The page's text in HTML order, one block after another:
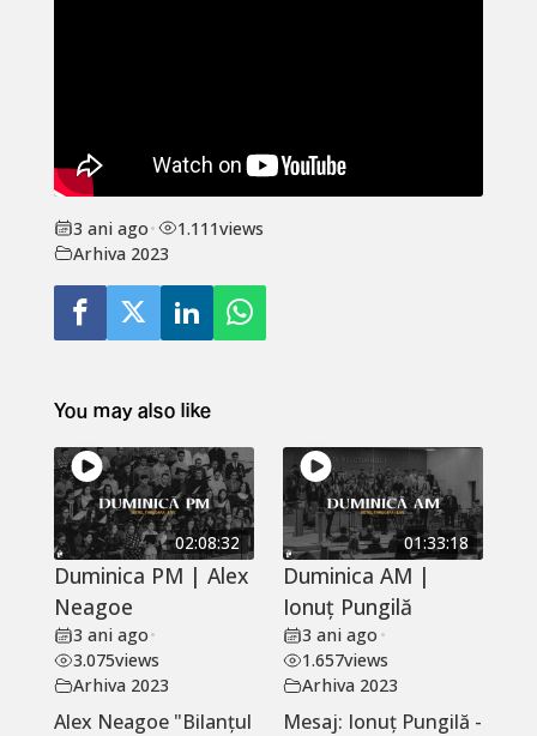
3 ani ago• 1.111views
Arhiva 2023
You may also like
02:08:32
Duminica PM | Alex
Neagoe
3 ani ago•
3.075views
Arhiva 2023
Alex Neagoe "Bilanțul
01:33:18
Duminica AM |
Ionuț Pungilă
3 ani ago •
1.657views
Arhiva 2023
Mesaj: Ionuț Pungilă -